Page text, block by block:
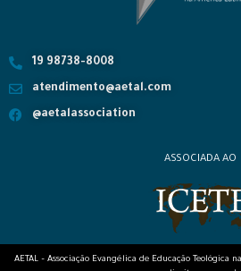
19 98738-8008
atendimento@aetal.com
@aetalassociation
ASSOCIADA AO
AETAL – Associação Evangélica de Educação Teológica